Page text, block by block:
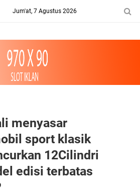
Jum'at, 7 Agustus 2026
menyasar
sport klasik
12Cilindri
edisi terbatas